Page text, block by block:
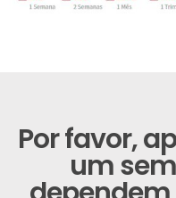
Por favor,
um